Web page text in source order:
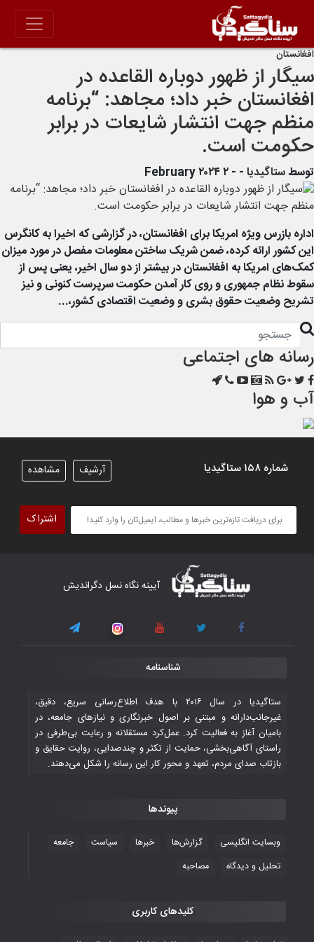
افغانستان
سیگار از ظهور دوباره القاعده در
افغانستان خبر داد؛ مجاهد: “برنامه
منظم جهت انتشار شایعات در برابر
حکومت است.
توسطستاگیدیا- - ۲ February ۲۰۲۴
اداره بازرس ویژه امریکا برای افغانستان، در گزارشی که اخیرا به کانگرس
این کشور ارائه کرده، ضمن شریک ساختن معلومات مفصل در مورد میزان
کمک‌های امریکا به افغانستان در بیشتر از دو سال اخیر، یعنی پس از
سقوط نظام جمهوری و روی کار آمدن حکومت سرپرست کنونی و نیز
تشریح وضعیت حقوق بشری و وضعیت اقتصادی کشور،...
رسانه های اجتماعی
آب و هوا
شماره ۱۵۸ ستاگیدیا مشاهده آرشیف
اشتراک
آیینه نگاه نسل دگراندیش
شناسنامه
ستاگیدیا در سال ۲۰۱۶ با هدف اطلاع‌رسانی سریع، دقیق،
غیرجانب‌دارانه و مبتنی بر اصول خبرنگاری و نیازهای جامعه، در
بامیان آغاز به فعالیت کرد. عمل‌کرد مستقلانه و رعایت بی‌طرفی در
راستای آگاهی‌بخشی، حمایت از تکثر و چندصدایی، روایت حقایق و
بازتاب صدای مردم، تعهد و محور کار این رسانه را شکل می‌دهند.
پیوندها
وبسایت انگلیسی گزارش‌ها خبرها سیاست
جامعه
تحلیل و دیدگاه
مصاحبه
کلیدهای کاربری